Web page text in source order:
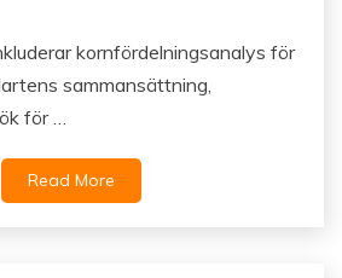
kornfördelningsanalys för
sammansättning,
för …
Read More